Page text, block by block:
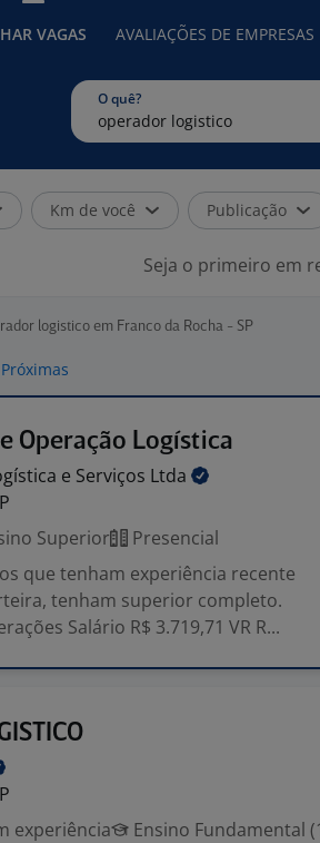
VAGAS AVALIAÇÕES DE EMPRESAS
O quê?
Km de você Publicação
Seja o primeiro em
logistico em Franco da Rocha - SP
Próximas
Operação Logística
e Serviços Ltda
Superior
Presencial
que tenham experiência recente
tenham superior completo.
Salário R$ 3.719,71 VR R...
experiência
Ensino Fundamental